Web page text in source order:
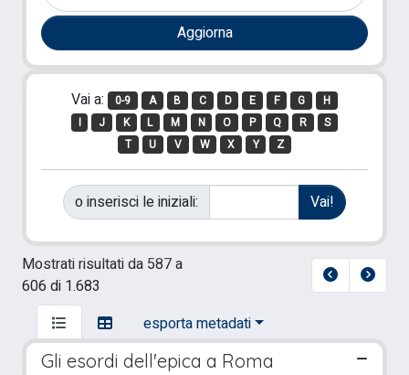
Vai a: 0-9 A B C D E F G
H
I
J K L M N O P Q R
S
T
U V W X Y Z
o inserisci le iniziali:
Mostrati risultati da 587 a
606 di 1.683
esporta metadati
Gli esordi dell'epica a Roma